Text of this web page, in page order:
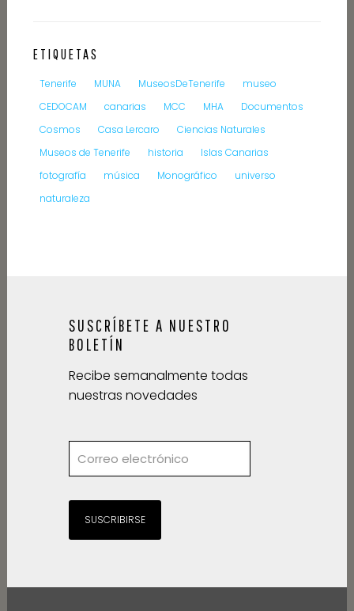
ETIQUETAS
Tenerife MUNA MuseosDeTenerife
museo
CEDOCAM
canarias MCC MHA
Documentos
Cosmos
Casa Lercaro
Ciencias Naturales
Museos de Tenerife
historia
Islas Canarias
fotografía
música Monográfico
universo
naturaleza
SUSCRÍBETE A NUESTRO
BOLETÍN
Recibe semanalmente todas
nuestras novedades
SUSCRIBIRSE